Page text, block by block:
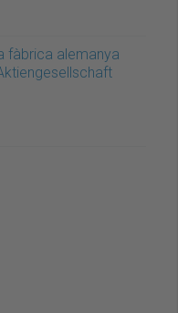
fàbrica alemanya